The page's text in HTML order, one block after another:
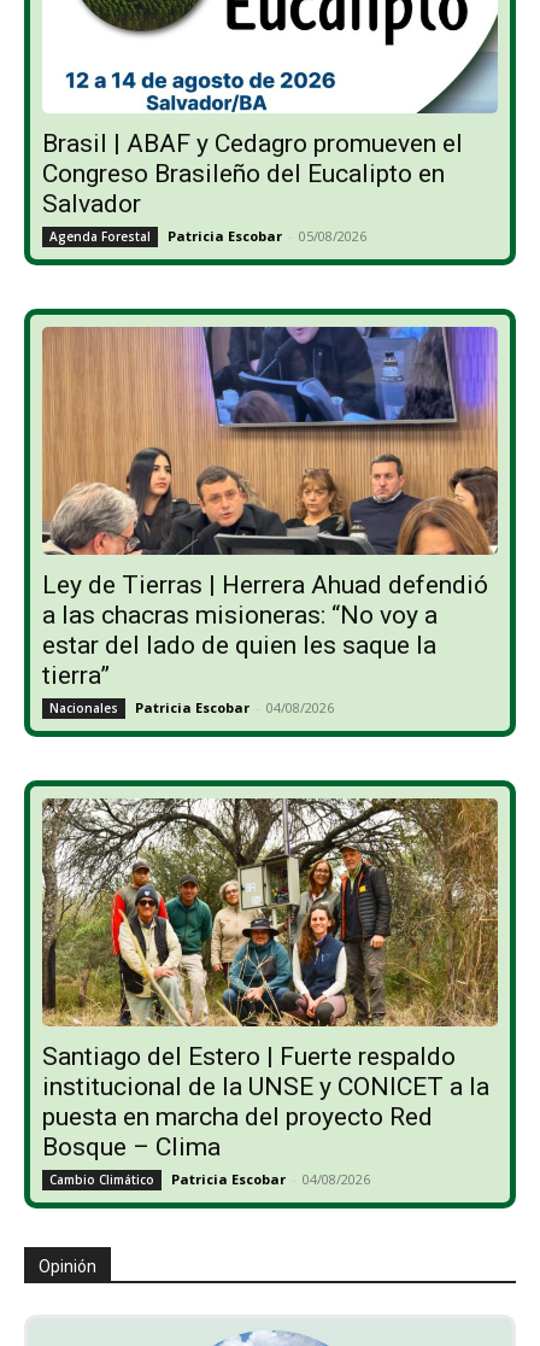
Brasil | ABAF y Cedagro promueven el
Congreso Brasileño del Eucalipto en
Salvador
Agenda Forestal Patricia Escobar - 05/08/2026
Ley de Tierras | Herrera Ahuad defendió
a las chacras misioneras: “No voy a
estar del lado de quien les saque la
tierra”
Nacionales Patricia Escobar - 04/08/2026
Santiago del Estero | Fuerte respaldo
institucional de la UNSE y CONICET a la
puesta en marcha del proyecto Red
Bosque – Clima
Cambio Climático Patricia Escobar - 04/08/2026
Opinión